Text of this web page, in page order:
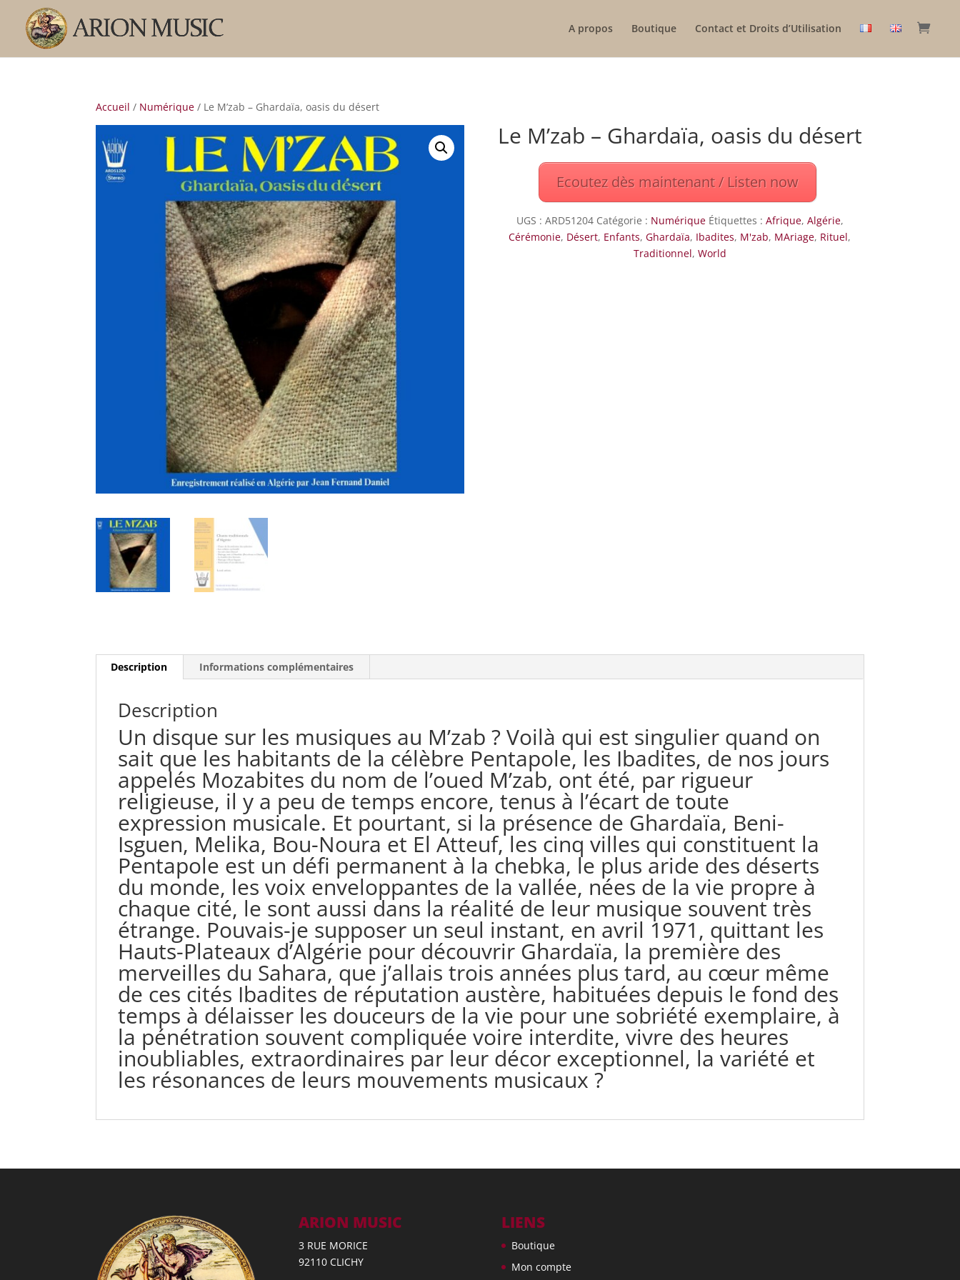
A propos Boutique Contact et Droits d’Utilisation
Accueil / Numérique / Le M’zab – Ghardaïa, oasis du désert
Le M’zab – Ghardaïa, oasis du désert
Ecoutez dès maintenant / Listen now
UGS : ARD51204 Catégorie : Numérique Étiquettes : Afrique, Algérie,
Cérémonie, Désert, Enfants,Ghardaïa, Ibadites, M'zab, MAriage, Rituel,
Traditionnel, World
Description Informations complémentaires
Description
Un disque sur les musiques au M’zab ? Voilà qui est singulier quand on
sait que les habitants de la célèbre Pentapole, les Ibadites, de nos jours
appelés Mozabites du nom de l’oued M’zab, ont été, par rigueur
religieuse, il y a peu de temps encore, tenus à l’écart de toute
expression musicale. Et pourtant, si la présence de Ghardaïa, Beni-
Isguen, Melika, Bou-Noura et El Atteuf, les cinq villes qui constituent la
Pentapole est un défi permanent à la chebka, le plus aride des déserts
du monde, les voix enveloppantes de la vallée, nées de la vie propre à
chaque cité, le sont aussi dans la réalité de leur musique souvent très
étrange. Pouvais-je supposer un seul instant, en avril 1971, quittant les
Hauts-Plateaux d’Algérie pour découvrir Ghardaïa, la première des
merveilles du Sahara, que j’allais trois années plus tard, au cœur même
de ces cités Ibadites de réputation austère, habituées depuis le fond des
temps à délaisser les douceurs de la vie pour une sobriété exemplaire, à
la pénétration souvent compliquée voire interdite, vivre des heures
inoubliables, extraordinaires par leur décor exceptionnel, la variété et
les résonances de leurs mouvements musicaux ?
ARION MUSIC
3 RUE MORICE
92110 CLICHY
LIENS
Boutique
Mon compte